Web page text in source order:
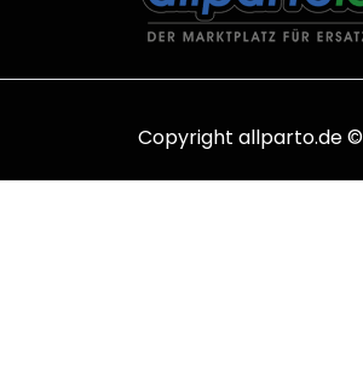
Copyright allparto.de ©